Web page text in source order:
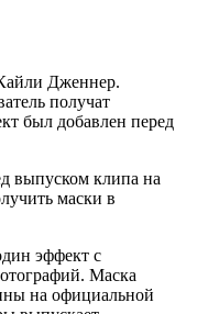
Дженнер.
получат
был добавлен перед
выпуском клипа на
маски в
эффект с
Маска
на официальной